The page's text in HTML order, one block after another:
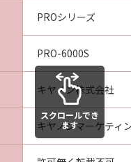
び所有権は、その内容に
ソフトウエア」が、CD-
体に格納されて提供され
ンは、お客様が「許諾
PROシリーズ
PRO-6000S
キヤノン株式会社
キヤノンマーケティ
スクロールでき
ます